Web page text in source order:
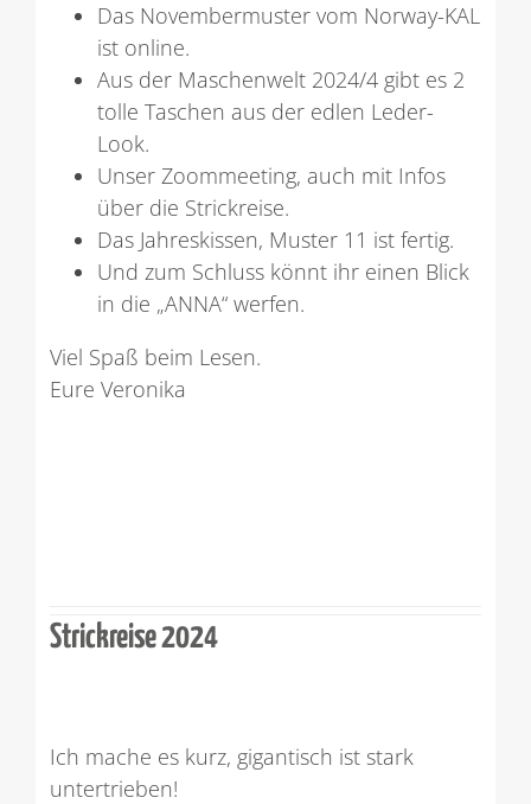
Das Novembermuster vom Norway-KAL
ist online.
Aus der Maschenwelt 2024/4 gibt es 2
tolle Taschen aus der edlen Leder-
Look.
Unser Zoommeeting, auch mit Infos
über die Strickreise.
Das Jahreskissen, Muster 11 ist fertig.
Und zum Schluss könnt ihr einen Blick
in die „ANNA“ werfen.
Viel Spaß beim Lesen.
Eure Veronika
Strickreise 2024
Ich mache es kurz, gigantisch ist stark
untertrieben!